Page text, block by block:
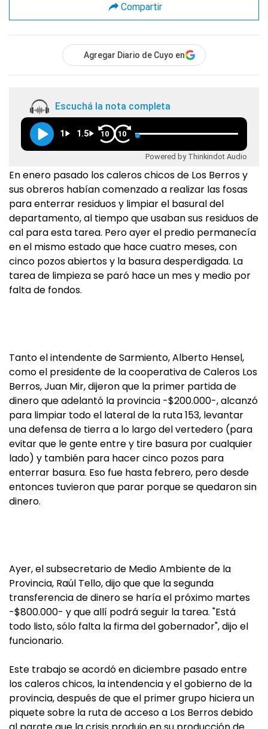
Compartir
Agregar Diario de Cuyo en
Escuchá la nota completa
1 1.5 10 10
Powered by Thinkindot Audio
En enero pasado los caleros chicos de Los Berros y
sus obreros habían comenzado a realizar las fosas
para enterrar residuos y limpiar el basural del
departamento, al tiempo que usaban sus residuos de
cal para esta tarea. Pero ayer el predio permanecía
en el mismo estado que hace cuatro meses, con
cinco pozos abiertos y la basura desperdigada. La
tarea de limpieza se paró hace un mes y medio por
falta de fondos.
Tanto el intendente de Sarmiento, Alberto Hensel,
como el presidente de la cooperativa de Caleros Los
Berros, Juan Mir, dijeron que la primer partida de
dinero que adelantó la provincia -$200.000-, alcanzó
para limpiar todo el lateral de la ruta 153, levantar
una defensa de tierra a lo largo del vertedero (para
evitar que le gente entre y tire basura por cualquier
lado) y también para hacer cinco pozos para
enterrar basura. Eso fue hasta febrero, pero desde
entonces tuvieron que parar porque se quedaron sin
dinero.
Ayer, el subsecretario de Medio Ambiente de la
Provincia, Raúl Tello, dijo que que la segunda
transferencia de dinero se haría el próximo martes
-$800.000- y que allí podrá seguir la tarea. "Está
todo listo, sólo falta la firma del gobernador", dijo el
funcionario.
Este trabajo se acordó en diciembre pasado entre
los caleros chicos, la intendencia y el gobierno de la
provincia, después de que el primer grupo hiciera un
piquete sobre la ruta de acceso a Los Berros debido